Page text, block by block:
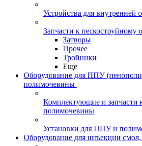
Устройства для внутренней
Запчасти к пескоструйному
Затворы
Прочее
Тройники
Еще
Оборудование для ППУ
полимочевины
Комплектующие и запчасти
полимочевины
Установки для ППУ и
Оборудование для инъекции смол,